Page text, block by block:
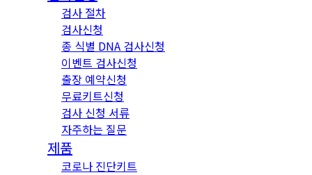
검사 절차
검사신청
종 식별 DNA 검사신청
이벤트 검사신청
출장 예약신청
무료키트신청
검사 신청 서류
자주하는 질문
제품
코로나 진단키트